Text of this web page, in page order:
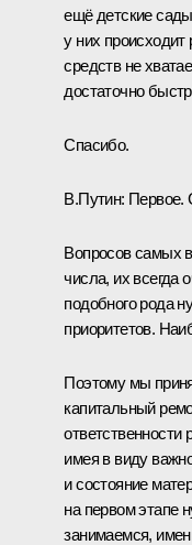
ещё детские
у них происходит
средств не
достаточно
Спасибо.
В.Путин: Первое.
Вопросов самых
числа, их всегда
подобного рода
приоритетов.
Поэтому мы
капитальный
ответственности
имея в виду
и состояние
на первом этапе
занимаемся,